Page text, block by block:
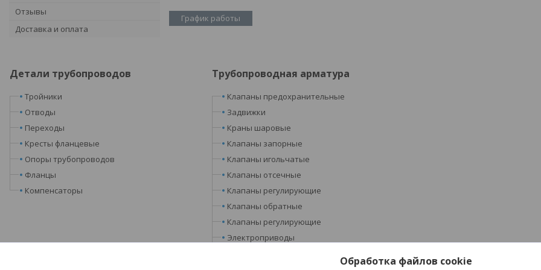
Отзывы
Доставка и оплата
График работы
Детали трубопроводов
Тройники
Отводы
Переходы
Кресты фланцевые
Опоры трубопроводов
Фланцы
Компенсаторы
Трубопроводная арматура
Клапаны предохранительные
Задвижки
Краны шаровые
Клапаны запорные
Клапаны игольчатые
Клапаны отсечные
Клапаны регулирующие
Клапаны обратные
Клапаны регулирующие
Электроприводы
Обработка файлов cookie